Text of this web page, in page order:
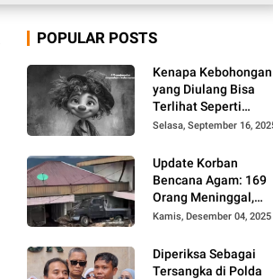
POPULAR POSTS
Kenapa Kebohongan
yang Diulang Bisa
Terlihat Seperti
Kebenaran, Ini
Selasa, September 16,
Update Korban
Bencana Agam: 169
Orang Meninggal,
Belum Ditemukan 86
Kamis, Desember 04, 2025
Diperiksa Sebagai
Tersangka di Polda